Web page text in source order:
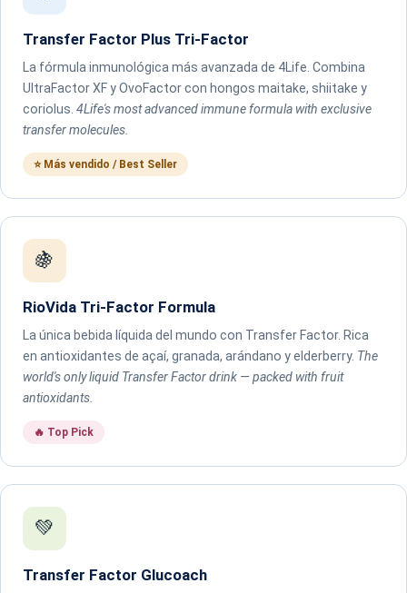
Transfer Factor Plus Tri-Factor
La fórmula inmunológica más avanzada de 4Life. Combina
UltraFactor XF y OvoFactor con hongos maitake, shiitake y
coriolus. 4Life's most advanced immune formula with exclusive
transfer molecules.
⭐ Más vendido / Best Seller
🍇
RioVida Tri-Factor Formula
La única bebida líquida del mundo con Transfer Factor. Rica
en antioxidantes de açaí, granada, arándano y elderberry. The
world's only liquid Transfer Factor drink — packed with fruit
antioxidants.
🔥 Top Pick
💚
Transfer Factor Glucoach